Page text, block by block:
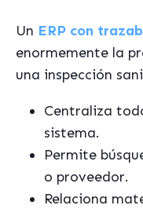
Un ERP con
enormemente la
una inspección
Centraliza
sistema.
Permite
o proveedor.
Relaciona